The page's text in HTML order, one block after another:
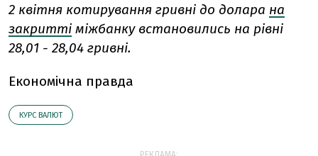
2 квітня котирування гривні до долара на
закритті міжбанку встановились на рівні
28,01 - 28,04 гривні.
Економічна правда
КУРС ВАЛЮТ